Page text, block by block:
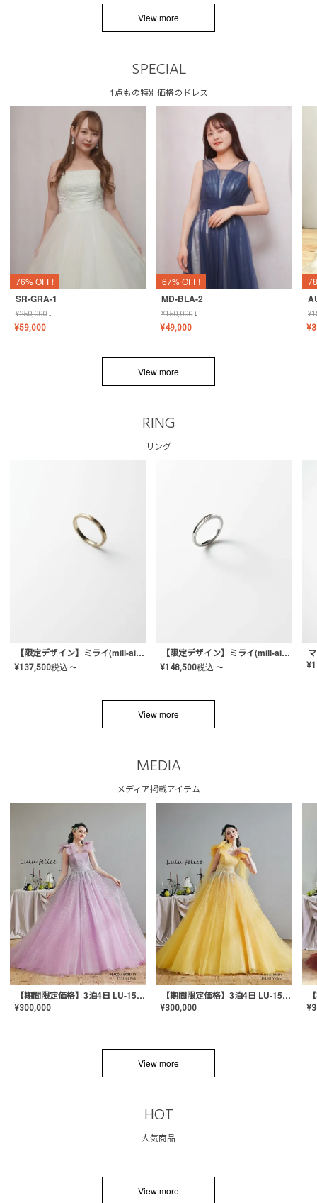
View more
SPECIAL
1点もの特別価格のドレス
76% OFF!
SR-GRA-1
¥250,000↓
¥59,000
67% OFF!
MD-BLA-2
¥150,000↓
¥49,000
¥
¥
View more
RING
リング
【限定デザイン】ミライ(mill-ai)リング
¥137,500税込 〜
【限定デザイン】ミライ(mill-ai)リング
¥148,500税込 〜 ¥
View more
MEDIA
メディア掲載アイテム
【期間限定価格】3泊4日 LU-1501(Pink)
¥300,000
【期間限定価格】3泊4日 LU-1501(Yellow)
¥300,000 ¥
View more
HOT
人気商品
View more